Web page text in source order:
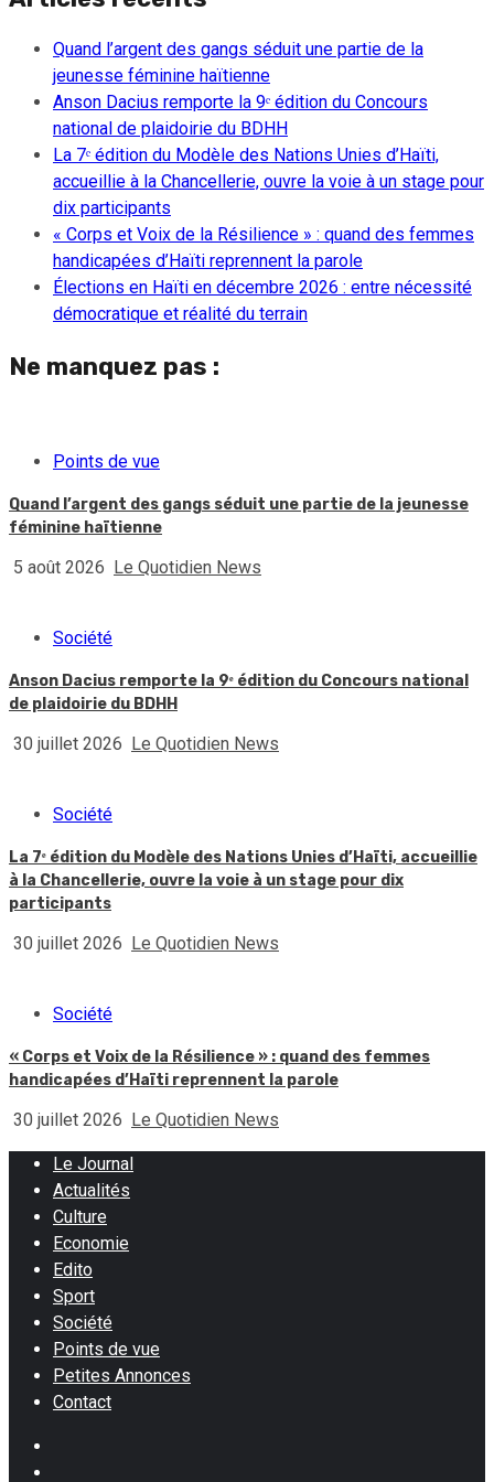
Quand l’argent des gangs séduit une partie de la
jeunesse féminine haïtienne
Anson Dacius remporte la 9ᵉ édition du Concours
national de plaidoirie du BDHH
La 7ᵉ édition du Modèle des Nations Unies d’Haïti,
accueillie à la Chancellerie, ouvre la voie à un stage pour
dix participants
« Corps et Voix de la Résilience » : quand des femmes
handicapées d’Haïti reprennent la parole
Élections en Haïti en décembre 2026 : entre nécessité
démocratique et réalité du terrain
Ne manquez pas :
Points de vue
Quand l’argent des gangs séduit une partie de la jeunesse
féminine haïtienne
5 août 2026 Le Quotidien News
Société
Anson Dacius remporte la 9ᵉ édition du Concours national
de plaidoirie du BDHH
30 juillet 2026 Le Quotidien News
Société
La 7ᵉ édition du Modèle des Nations Unies d’Haïti, accueillie
à la Chancellerie, ouvre la voie à un stage pour dix
participants
30 juillet 2026 Le Quotidien News
Société
« Corps et Voix de la Résilience » : quand des femmes
handicapées d’Haïti reprennent la parole
30 juillet 2026 Le Quotidien News
Le Journal
Actualités
Culture
Economie
Edito
Sport
Société
Points de vue
Petites Annonces
Contact